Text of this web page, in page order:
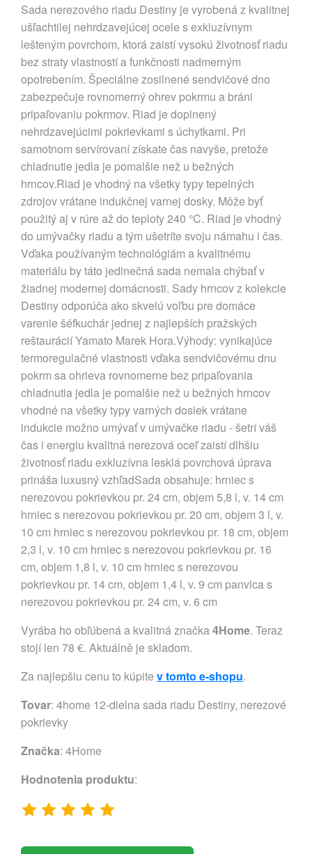
Sada nerezového riadu Destiny je vyrobená z kvalitnej
ušľachtilej nehrdzavejúcej ocele s exkluzívnym
lešteným povrchom, ktorá zaistí vysokú životnosť riadu
bez straty vlastností a funkčnosti nadmerným
opotrebením. Špeciálne zosilnené sendvičové dno
zabezpečuje rovnomerný ohrev pokrmu a bráni
pripaľovaniu pokrmov. Riad je doplnený
nehrdzavejúcimi pokrievkami s úchytkami. Pri
samotnom servírovaní získate čas navyše, pretože
chladnutie jedla je pomalšie než u bežných
hrncov.Riad je vhodný na všetky typy tepelných
zdrojov vrátane indukčnej varnej dosky. Môže byť
použitý aj v rúre až do teploty 240 °C. Riad je vhodný
do umývačky riadu a tým ušetríte svoju námahu i čas.
Vďaka používaným technológiám a kvalitnému
materiálu by táto jedinečná sada nemala chýbať v
žiadnej modernej domácnosti. Sady hrncov z kolekcie
Destiny odporúča ako skvelú voľbu pre domáce
varenie šéfkuchár jednej z najlepších pražských
reštaurácií Yamato Marek Hora.Výhody: vynikajúce
termoregulačné vlastnosti vďaka sendvičovému dnu
pokrm sa ohrieva rovnomerne bez pripaľovania
chladnutia jedla je pomalšie než u bežných hrncov
vhodné na všetky typy varných dosiek vrátane
indukcie možno umývať v umývačke riadu - šetrí váš
čas i energiu kvalitná nerezová oceľ zaistí dlhšiu
životnosť riadu exkluzívna lesklá povrchová úprava
prináša luxusný vzhľadSada obsahuje: hrniec s
nerezovou pokrievkou pr. 24 cm, objem 5,8 l, v. 14 cm
hrniec s nerezovou pokrievkou pr. 20 cm, objem 3 l, v.
10 cm hrniec s nerezovou pokrievkou pr. 18 cm, objem
2,3 l, v. 10 cm hrniec s nerezovou pokrievkou pr. 16
cm, objem 1,8 l, v. 10 cm hrniec s nerezovou
pokrievkou pr. 14 cm, objem 1,4 l, v. 9 cm panvica s
nerezovou pokrievkou pr. 24 cm, v. 6 cm
Vyrába ho obľúbená a kvalitná značka4Home. Teraz
stojí len 78 €. Aktuálně je skladom.
Za najlepšiu cenu to kúpite v tomto e-shopu.
Tovar: 4home 12-dielna sada riadu Destiny, nerezové
pokrievky
Značka: 4Home
Hodnotenia produktu: